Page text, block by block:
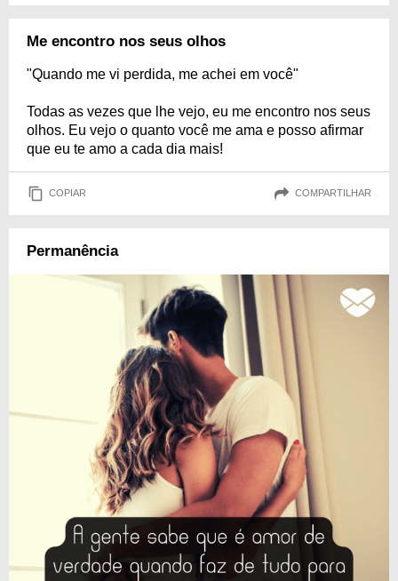
Me encontro nos seus olhos
"Quando me vi perdida, me achei em você"
Todas as vezes que lhe vejo, eu me encontro nos seus
olhos. Eu vejo o quanto você me ama e posso afirmar
que eu te amo a cada dia mais!
COPIAR COMPARTILHAR
Permanência